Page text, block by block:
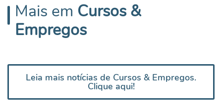
Mais em Cursos &
Empregos
Leia mais notícias de Cursos & Empregos.
Clique aqui!